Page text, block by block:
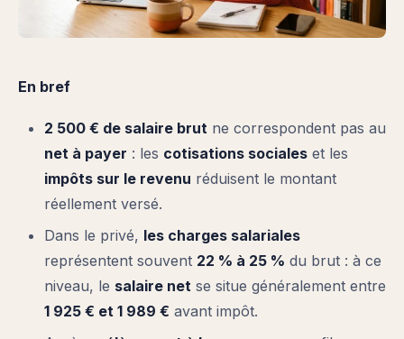
En bref
2 500 € de salaire brut ne correspondent pas au
net à payer : les cotisations socialeset les
impôts sur le revenu réduisent le montant
réellement versé.
Dans le privé, les charges salariales
représentent souvent 22 % à 25 % du brut : à ce
niveau, le salaire net se situe généralement entre
1 925 € et 1 989 € avant impôt.